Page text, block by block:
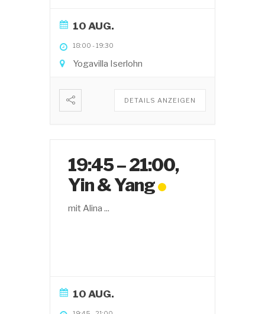
10 AUG.
18:00 -19:30
Yogavilla Iserlohn
DETAILS ANZEIGEN
19:45 – 21:00,
Yin & Yang
mit Alina ...
10 AUG.